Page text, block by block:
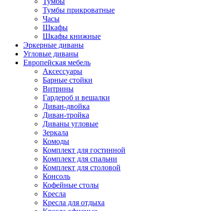
Тумбы прикроватные
Часы
Шкафы
Шкафы книжные
Эркерные диваны
Угловые диваны
Европейская мебель
Аксессуары
Барные стойки
Витрины
Гардероб и вешалки
Диван-двойка
Диван-тройка
Диваны угловые
Зеркала
Комоды
Комплект для гостинной
Комплект для спальни
Комплект для столовой
Консоль
Кофейные столы
Кресла
Кресла для отдыха